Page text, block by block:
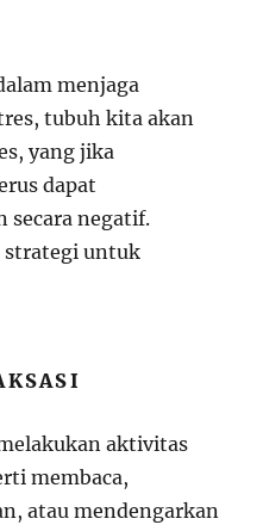
menjaga
tubuh kita akan
yang jika
dapat
secara negatif.
strategi untuk
aktivitas
membaca,
atau mendengarkan